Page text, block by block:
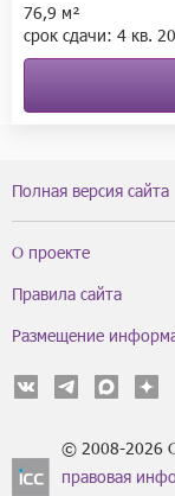
76,9 м²
срок сдачи: 4 кв.
Полная версия сайта
О проекте
Правила сайта
Размещение
© 2008-2026
правовая